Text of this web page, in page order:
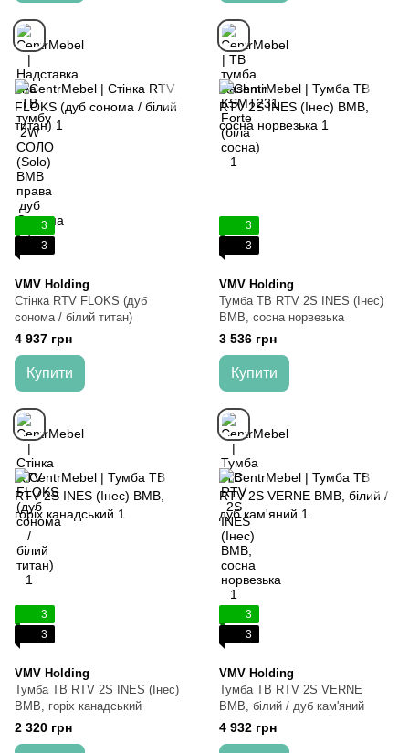
3
3
VMV Holding
Стінка RTV FLOKS (дуб
сонома / білий титан)
4 937 грн
Купити
3
3
VMV Holding
Тумба ТВ RTV 2S INES (Інес)
ВМВ, сосна норвезька
3 536 грн
Купити
3
3
VMV Holding
Тумба ТВ RTV 2S INES (Інес)
ВМВ, горіх канадський
2 320 грн
3
3
VMV Holding
Тумба ТВ RTV 2S VERNE
ВМВ, білий / дуб кам'яний
4 932 грн